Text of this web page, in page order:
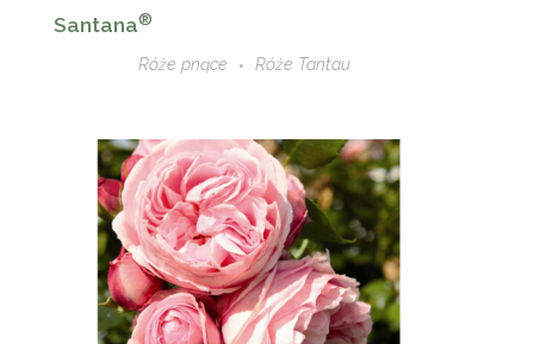
Santana®
Róże pnące Róże Tantau